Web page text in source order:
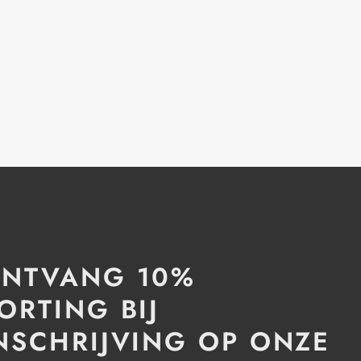
10%
BIJ
OP ONZE